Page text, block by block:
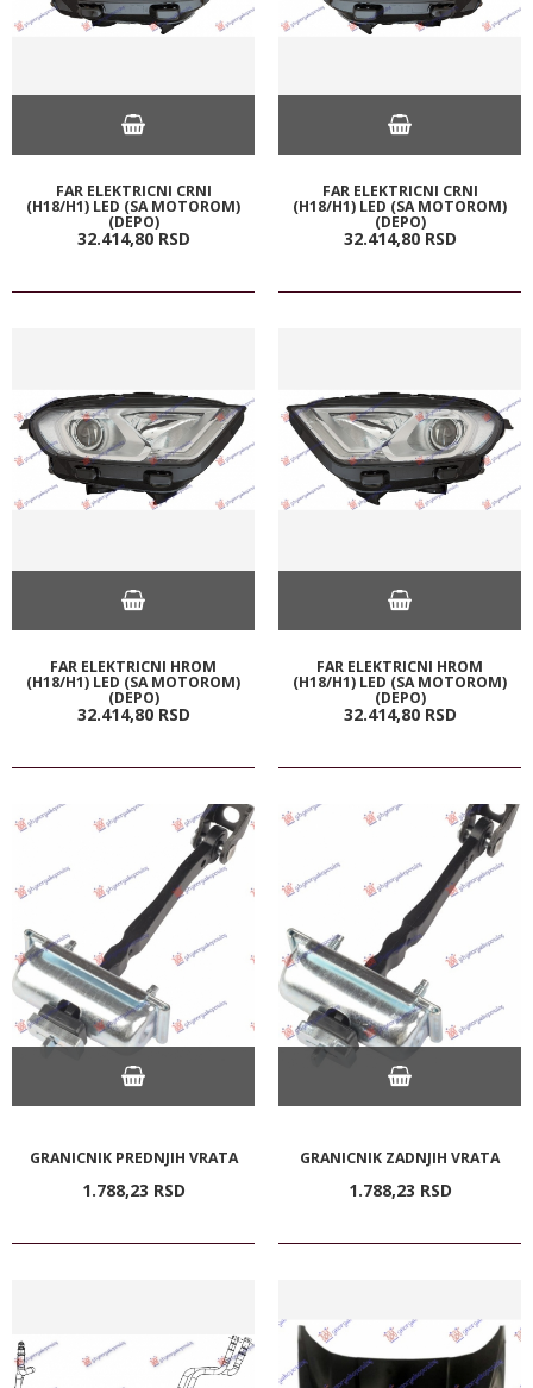
FAR ELEKTRICNI CRNI
(H18/H1) LED (SA MOTOROM)
(DEPO)
32.414,80 RSD
FAR ELEKTRICNI CRNI
(H18/H1) LED (SA MOTOROM)
(DEPO)
32.414,80 RSD
FAR ELEKTRICNI HROM
(H18/H1) LED (SA MOTOROM)
(DEPO)
32.414,80 RSD
FAR ELEKTRICNI HROM
(H18/H1) LED (SA MOTOROM)
(DEPO)
32.414,80 RSD
GRANICNIK PREDNJIH VRATA
1.788,23 RSD
GRANICNIK ZADNJIH VRATA
1.788,23 RSD